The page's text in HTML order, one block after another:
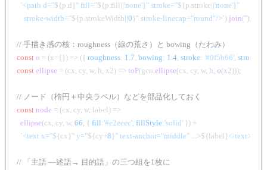
`<path d="${p.d}" fill="${p.fill||'none'}" stroke="${p.stroke||'none'}"
    stroke-width="
${p.strokeWidth||0 }" stroke-linecap="round"/>`).join('');
// 手描き感の核：roughness（線の荒さ）と bowing（たわみ）
const o = (x={}) => ({ roughness: 1.7, bowing: 1.4, stroke: '#0f5b66',
const ellipse = (cx, cy, w, h, x2) => toP(gen.ellipse(cx, cy, w, h, o(x2)));
// ノード（楕円＋中央ラベル）などを部品化しておく
const node = (cx, cy, w, label) =>
ellipse(cx, cy, w, 66, { fill:'#e2eeec', fillStyle:'solid' }) +
`<text x="${cx}" y="${cy+8 }" text-anchor="middle" ...>${label}</text>`
// 「主語 —述語→ 目的語」の三つ組を1枚に